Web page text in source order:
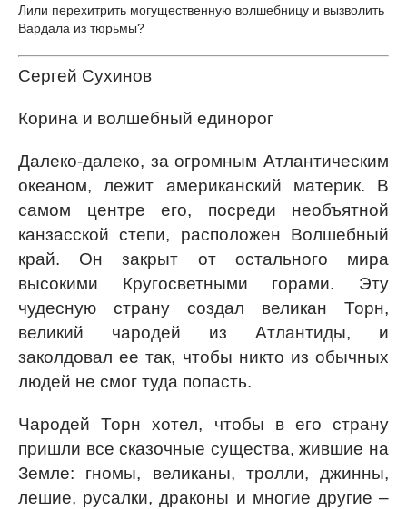
Лили перехитрить могущественную волшебницу и вызволить
Вардала из тюрьмы?
Сергей Сухинов
Корина и волшебный единорог
Далеко-далеко, за огромным Атлантическим
океаном, лежит американский материк. В
самом центре его, посреди необъятной
канзасской степи, расположен Волшебный
край. Он закрыт от остального мира
высокими Кругосветными горами. Эту
чудесную страну создал великан Торн,
великий чародей из Атлантиды, и
заколдовал ее так, чтобы никто из обычных
людей не смог туда попасть.
Чародей Торн хотел, чтобы в его страну
пришли все сказочные существа, жившие на
Земле: гномы, великаны, тролли, джинны,
лешие, русалки, драконы и многие другие –